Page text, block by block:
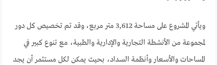
ويأتي المشروع على مساحة 3,612 متر مربع، وقد تم تخصيص كل دور
لمجموعة من الأنشطة التجارية والإدارية والطبية، مع تنوع كبير في
المساحات والأسعار وأنظمة السداد، بحيث يمكن لكل مستثمر أن يجد